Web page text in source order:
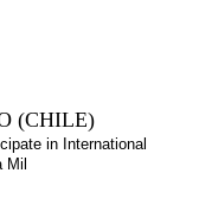
(CHILE)
in International
Mil